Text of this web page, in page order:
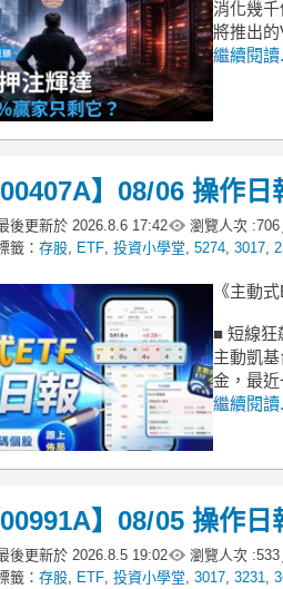
消化幾
將推出
繼續閱讀
00407A】08/06 操作
後更新於 2026.8.6 17:42 瀏覽人次 :706
籤： 存股 ETF 投資小學堂 5274 3017
《主動
■ 短線狂
主動凱
金，最
繼續閱讀
00991A】08/05 操作
後更新於 2026.8.5 19:02 瀏覽人次 :533
籤： 存股 ETF 投資小學堂 3017 3231